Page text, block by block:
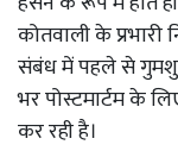
कोतवाली के
संबंध में पहले से
भर पोस्टमार्टम के
कर रही है।